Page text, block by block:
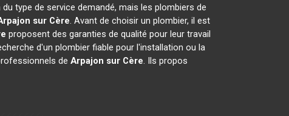
type de service demandé, mais les plombiers de
sur Cère. Avant de choisir un plombier, il est
proposent des garanties de qualité pour leur travail
d'un plombier fiable pour l'installation ou la
de Arpajon sur Cère. Ils propos